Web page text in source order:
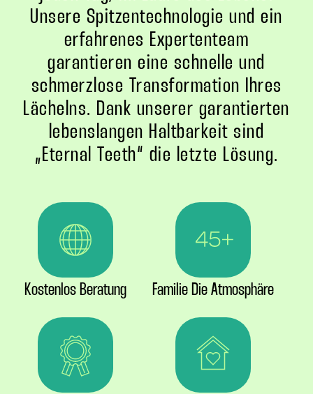
Unsere Spitzentechnologie und ein
erfahrenes Expertenteam
garantieren eine schnelle und
schmerzlose Transformation Ihres
Lächelns. Dank unserer garantierten
lebenslangen Haltbarkeit sind
„Eternal Teeth“ die letzte Lösung.
Kostenlos Beratung Familie Die Atmosphäre